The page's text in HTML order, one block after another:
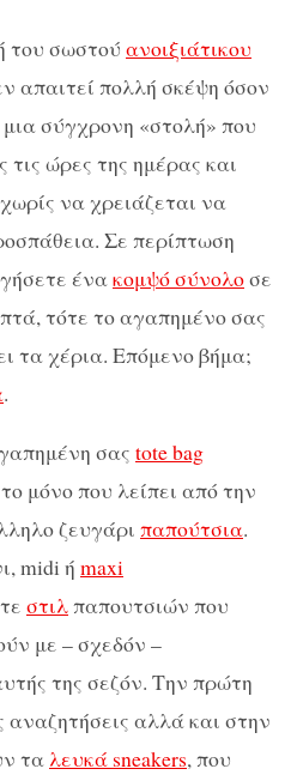
του σωστού ανοιξιάτικου
απαιτεί πολλή σκέψη όσον
μια σύγχρονη «στολή» που
τις ώρες της ημέρας και
να χρειάζεται να
Σε περίπτωση
ένακομψό σύνολοσε
τότε το αγαπημένο σας
τα χέρια. Επόμενο βήμα;
.
σας tote bag
μόνο που λείπει από την
ζευγάρι παπούτσια.
midi ή maxi
στιλπαπουτσιών που
με – σχεδόν –
της σεζόν. Την πρώτη
αναζητήσεις αλλά και στην
τα λευκά sneakers, που